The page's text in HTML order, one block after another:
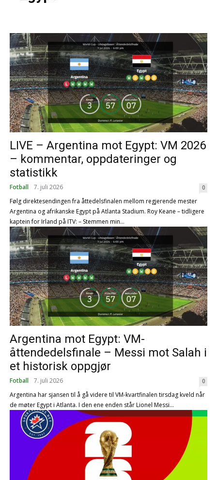
LIVE – Argentina mot Egypt: VM 2026
– kommentar, oppdateringer og
statistikk
Fotball 7. juli 2026
0
Følg direktesendingen fra åttedelsfinalen mellom regjerende mester
Argentina og afrikanske Egypt på Atlanta Stadium. Roy Keane – tidligere
kaptein for Irland på ITV: – Stemmen min...
Argentina mot Egypt: VM-
åttendedelsfinale – Messi mot Salah i
et historisk oppgjør
Fotball 7. juli 2026
0
Argentina har sjansen til å gå videre til VM-kvartfinalen tirsdag kveld når
de møter Egypt i Atlanta. I den ene enden står Lionel Messi...